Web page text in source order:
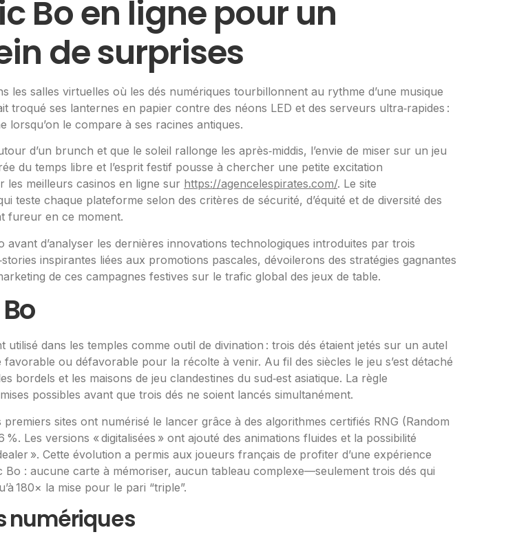
Bo en ligne pour un
de surprises
les salles virtuelles où les dés numériques tourbillonnent au rythme d’une musique
troqué ses lanternes en papier contre des néons LED et des serveurs ultra‑rapides :
le compare à ses racines antiques.
d’un brunch et que le soleil rallonge les après‑middis, l’envie de miser sur un jeu
du temps libre et l’esprit festif pousse à chercher une petite excitation
les meilleurs casinos en ligne sur https://agencelespirates.com/. Le site
teste chaque plateforme selon des critères de sécurité, d’équité et de diversité des
fureur en ce moment.
d’analyser les dernières innovations technologiques introduites par trois
inspirantes liées aux promotions pascales, dévoilerons des stratégies gagnantes
de ces campagnes festives sur le trafic global des jeux de table.
dans les temples comme outil de divination : trois dés étaient jetés sur un autel
ou défavorable pour la récolte à venir. Au fil des siècles le jeu s’est détaché
et les maisons de jeu clandestines du sud‑est asiatique. La règle
possibles avant que trois dés ne soient lancés simultanément.
sites ont numérisé le lancer grâce à des algorithmes certifiés RNG (Random
Les versions « digitalisées » ont ajouté des animations fluides et la possibilité
». Cette évolution a permis aux joueurs français de profiter d’une expérience
: aucune carte à mémoriser, aucun tableau complexe—seulement trois dés qui
180× la mise pour le pari “triple”.
numériques